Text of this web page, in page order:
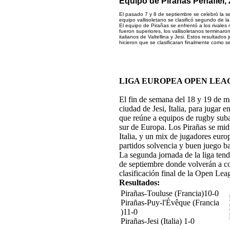
El pasado 7 y 8 de septiembre se celebró la
equipo vallisoletano se clasificó segundo de
El equipo de Pirañas se enfrentó a los
fueron superiores, los vallisoletanos
italianos de Valtellina y Jesi. Estos
hicieron que se clasificaran finalmente como
LIGA EUROPEA OPEN
El fin de semana del 18 y 19 de
ciudad de Jesi, Italia, para jugar
que reúne a equipos de rugby
sur de Europa. Los Pirañas se
Italia, y un mix de jugadores
partidos solvencia y buen juego
La segunda jornada de la liga
de septiembre donde volverán a
clasificación final de la Open
Resultados:
Pirañas-Touluse (Francia)10-0
Pirañas-Puy-l'Évêque (Francia
)11-0
Pirañas-Jesi (Italia) 1-0